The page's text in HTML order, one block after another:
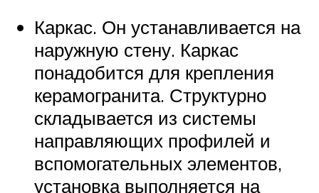
Каркас. Он устанавливается на
наружную стену. Каркас
понадобится для крепления
керамогранита. Структурно
складывается из системы
направляющих профилей и
вспомогательных элементов,
установка выполняется на